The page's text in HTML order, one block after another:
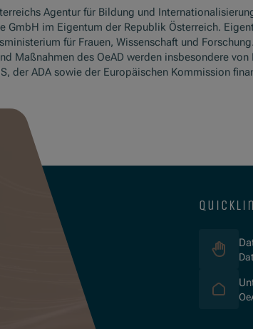
Agentur für Bildung und
GmbH im Eigentum der Republik Österreich.
für Frauen, Wissenschaft und
Maßnahmen des OeAD werden insbesondere von
der ADA sowie der Europäischen Kommission